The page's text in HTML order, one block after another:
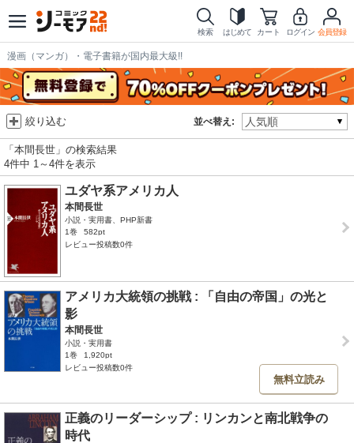
検索 はじめて カート ログイン 会員登録
漫画（マンガ）・電子書籍が国内最大級!!
並べ替え:
絞り込む
「本間長世」の検索結果
4件中 1～4件を表示
ユダヤ系アメリカ人
本間長世
小説・実用書、PHP新書
1巻
582pt
レビュー投稿数0件
アメリカ大統領の挑戦 : 「自由の帝国」の光と
影
本間長世
小説・実用書
1巻
1,920pt
レビュー投稿数0件
無料立読み
正義のリーダーシップ : リンカンと南北戦争の
時代